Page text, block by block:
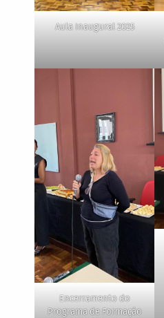
Aula Inaugural 2025
Encerramento do
Programa de Formação